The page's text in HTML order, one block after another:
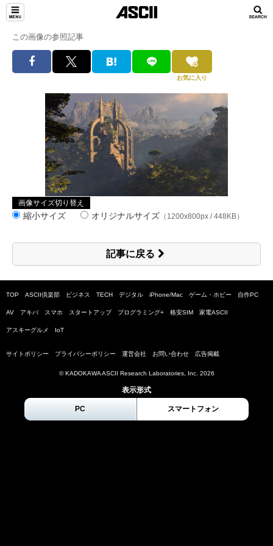
この画像の参照記事
お気に入り
画像サイズ切り替え
縮小サイズ オリジナルサイズ （1200x800px / 448KB）
記事に戻る
TOP ASCII倶楽部 ビジネス TECH デジタル iPhone/Mac ゲーム・ホビー 自作PC
AV アキバ スマホ スタートアップ プログラミング+ 格安SIM 家電ASCII
アスキーグルメ IoT
サイトポリシー プライバシーポリシー 運営会社 お問い合わせ 広告掲載
© KADOKAWA ASCII Research Laboratories, Inc. 2026
表示形式
PC スマートフォン